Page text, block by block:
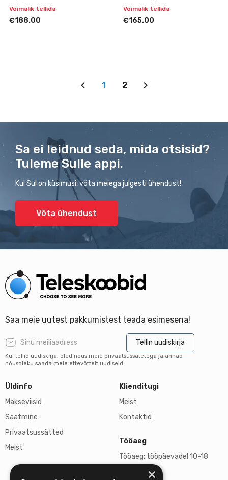
Võimalik tellida
€188.00
Võimalik tellida
€165.00
1 2
Sa ei leidnud seda, mida otsisid?
Tuleme Sulle appi.
Kui Sul on küsimusi, võta meiega julgesti ühendust!
Võta ühendust
Saa meie uutest pakkumistest teada esimesena!
Tellin uudiskirja
Kui tellid uudiskirja, oled nõus meie privaatsussätetega ja annad
nõusoleku saada meie ettevõttelt uudiseid.
Üldinfo
Makseviisid
Saatmine
Privaatsussätted
Meist
Klienditugi
Meist
Kontaktid
Tööaeg
Tööaeg: tööpäevadel 10-18
L, P suletud
×